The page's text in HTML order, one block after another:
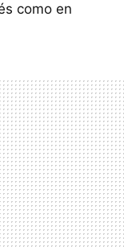
como en